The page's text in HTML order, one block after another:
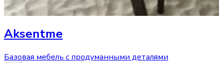
Aksentme
Базовая мебель с продуманными деталями